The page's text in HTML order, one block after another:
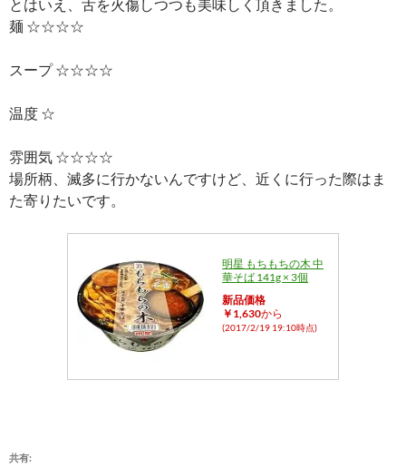
とはいえ、舌を火傷しつつも美味しく頂きました。
麺 ☆☆☆☆
スープ ☆☆☆☆
温度 ☆
雰囲気 ☆☆☆☆
場所柄、滅多に行かないんですけど、近くに行った際はま
た寄りたいです。
明星 もちもちの木 中
華そば 141g × 3個
新品価格
￥1,630から
(2017/2/19 19:10時点)
共有: